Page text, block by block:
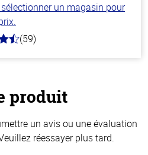
un magasin pour
(59)
produit
un avis ou une évaluation
réessayer plus tard.